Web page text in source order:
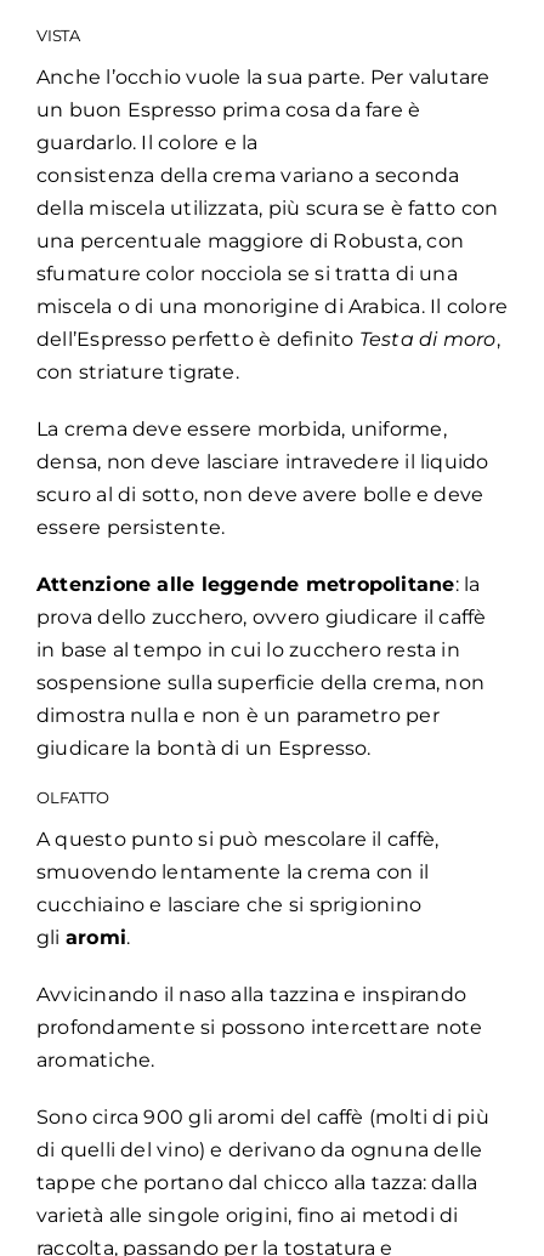
VISTA
Anche l’occhio vuole la sua parte. Per valutare
un buon Espresso prima cosa da fare è
guardarlo. Il colore e la
consistenza della crema variano a seconda
della miscela utilizzata, più scura se è fatto con
una percentuale maggiore di Robusta, con
sfumature color nocciola se si tratta di una
miscela o di una monorigine di Arabica. Il colore
dell’Espresso perfetto è definito Testa di moro,
con striature tigrate.
La crema deve essere morbida, uniforme,
densa, non deve lasciare intravedere il liquido
scuro al di sotto, non deve avere bolle e deve
essere persistente.
Attenzione alle leggende metropolitane: la
prova dello zucchero, ovvero giudicare il caffè
in base al tempo in cui lo zucchero resta in
sospensione sulla superficie della crema, non
dimostra nulla e non è un parametro per
giudicare la bontà di un Espresso.
OLFATTO
A questo punto si può mescolare il caffè,
smuovendo lentamente la crema con il
cucchiaino e lasciare che si sprigionino
gli aromi.
Avvicinando il naso alla tazzina e inspirando
profondamente si possono intercettare note
aromatiche.
Sono circa 900 gli aromi del caffè (molti di più
di quelli del vino) e derivano da ognuna delle
tappe che portano dal chicco alla tazza: dalla
varietà alle singole origini, fino ai metodi di
raccolta, passando per la tostatura e